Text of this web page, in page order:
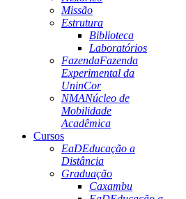
Missão
Estrutura
Biblioteca
Laboratórios
FazendaFazenda
Experimental da
UninCor
NMANúcleo de
Mobilidade
Acadêmica
Cursos
EaDEducação a
Distância
Graduação
Caxambu